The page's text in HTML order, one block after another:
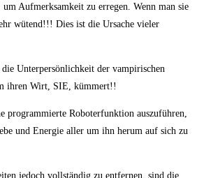
Aufmerksamkeit zu erregen. Wenn man sie
wütend!!! Dies ist die Ursache vieler
die Unterpersönlichkeit der vampirischen
ihren Wirt, SIE, kümmert!!
programmierte Roboterfunktion auszuführen,
und Energie aller um ihn herum auf sich zu
jedoch vollständig zu entfernen, sind die